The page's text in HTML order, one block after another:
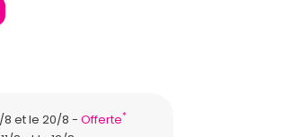
8 et le 20/8 Offerte*